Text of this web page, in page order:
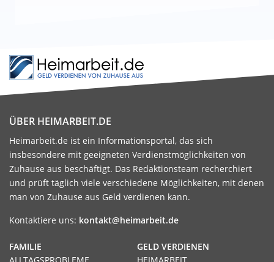
ÜBER HEIMARBEIT.DE
Heimarbeit.de ist ein Informationsportal, das sich
insbesondere mit geeigneten Verdienstmöglichkeiten von
Zuhause aus beschäftigt. Das Redaktionsteam recherchiert
und prüft täglich viele verschiedene Möglichkeiten, mit denen
man von Zuhause aus Geld verdienen kann.
Kontaktiere uns: kontakt@heimarbeit.de
GELD VERDIENEN
FAMILIE